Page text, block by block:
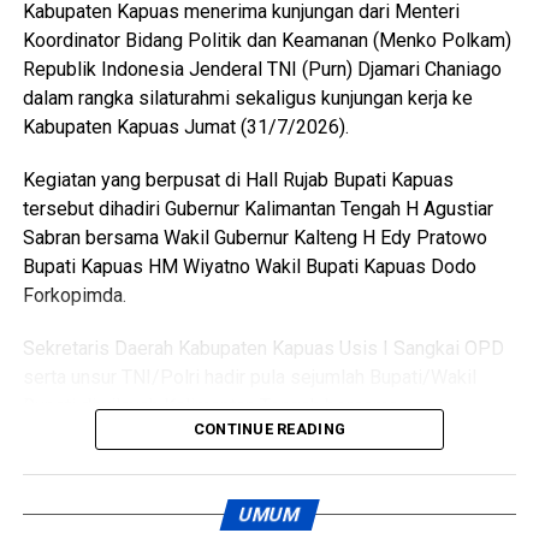
Tak lama kemudian tersangka diduga menyiramkan sekitar
satu liter BBM jenis pertalite ke lantai kamar dan barang-
barang milik korban sebelum menyalakan korek api yang
memicu kobaran api.
Akibat kebakaran tersebut empat orang mengalami luka
bakar, yakni Rah (26) Muh(5) Len (26) dan Am(25). Selain
korban luka sejumlah barang berharga ikut hangus terbakar
di antaranya pakaian tas dan satu unit iPhone 12 Pro Max.
dituduh berselingkuh dan hubungan asmaranya dengan
Kapolres melanjutkan tersangka kini telah ditahan di Rutan
Polres Kapuas dan dijerat Pasal 308 ayat (2) KUHP atau
mengakibatkan kebakaran hingga menyebabkan luka bera
Kabupaten Kapuas menerima kunjungan dari Menteri
Koordinator Bidang Politik dan Keamanan (Menko Polkam)
Republik Indonesia Jenderal TNI (Purn) Djamari Chaniago
dalam rangka silaturahmi sekaligus kunjungan kerja ke
Kabupaten Kapuas Jumat (31/7/2026).
Kegiatan yang berpusat di Hall Rujab Bupati Kapuas
tersebut dihadiri Gubernur Kalimantan Tengah H Agustiar
Sabran bersama Wakil Gubernur Kalteng H Edy Pratowo
Bupati Kapuas HM Wiyatno Wakil Bupati Kapuas Dodo
Forkopimda.
Sekretaris Daerah Kabupaten Kapuas Usis I Sangkai OPD
Bupati diwilayah Kalimantan Tengah bersama unsur
memperkuat sinergi antara pemerintah pusat dan daerah
CONTINUE READING
UMUM